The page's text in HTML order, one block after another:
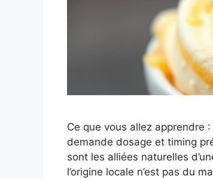
Ce que vous allez apprendre
demande dosage et timing
sont les alliées naturelles
l’origine locale n’est pas du